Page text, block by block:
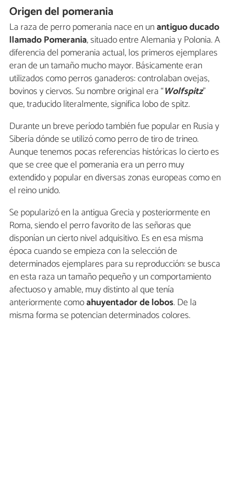
Origen del pomerania
La raza de perro pomerania nace en unantiguo ducado
llamado Pomerania, situado entre Alemania y Polonia. A
diferencia del pomerania actual, los primeros ejemplares
eran de un tamaño mucho mayor. Básicamente eran
utilizados como perros ganaderos: controlaban ovejas,
bovinos y ciervos. Su nombre original era “Wolfspitz”
que, traducido literalmente, significa lobo de spitz.
Durante un breve período también fue popular en Rusia y
Siberia dónde se utilizó como perro de tiro de trineo.
Aunque tenemos pocas referencias históricas lo cierto es
que se cree que el pomerania era un perro muy
extendido y popular en diversas zonas europeas como en
el reino unido.
Se popularizó en la antigua Grecia y posteriormente en
Roma, siendo el perro favorito de las señoras que
disponían un cierto nivel adquisitivo. Es en esa misma
época cuando se empieza con la selección de
determinados ejemplares para su reproducción: se busca
en esta raza un tamaño pequeño y un comportamiento
afectuoso y amable, muy distinto al que tenía
anteriormente comoahuyentador de lobos. De la
misma forma se potencian determinados colores.